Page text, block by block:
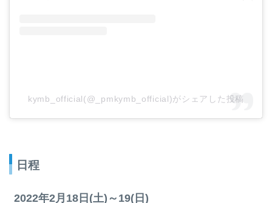
kymb_official(@_pmkymb_official)がシェアした投稿
日程
2022年2月18日(土)～19(日)